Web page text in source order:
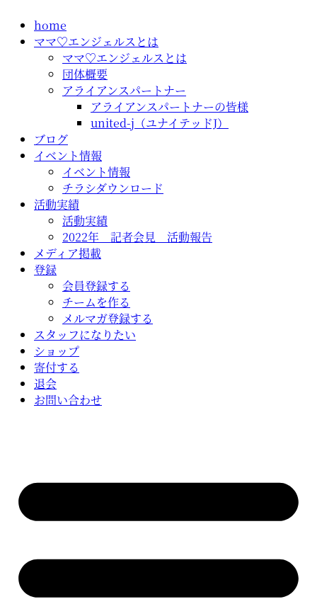
home
ママ♡エンジェルスとは
ママ♡エンジェルスとは
団体概要
アライアンスパートナー
アライアンスパートナーの皆様
united-j（ユナイテッドJ）
ブログ
イベント情報
イベント情報
チラシダウンロード
活動実績
活動実績
2022年 記者会見 活動報告
メディア掲載
登録
会員登録する
チームを作る
メルマガ登録する
スタッフになりたい
ショップ
寄付する
退会
お問い合わせ